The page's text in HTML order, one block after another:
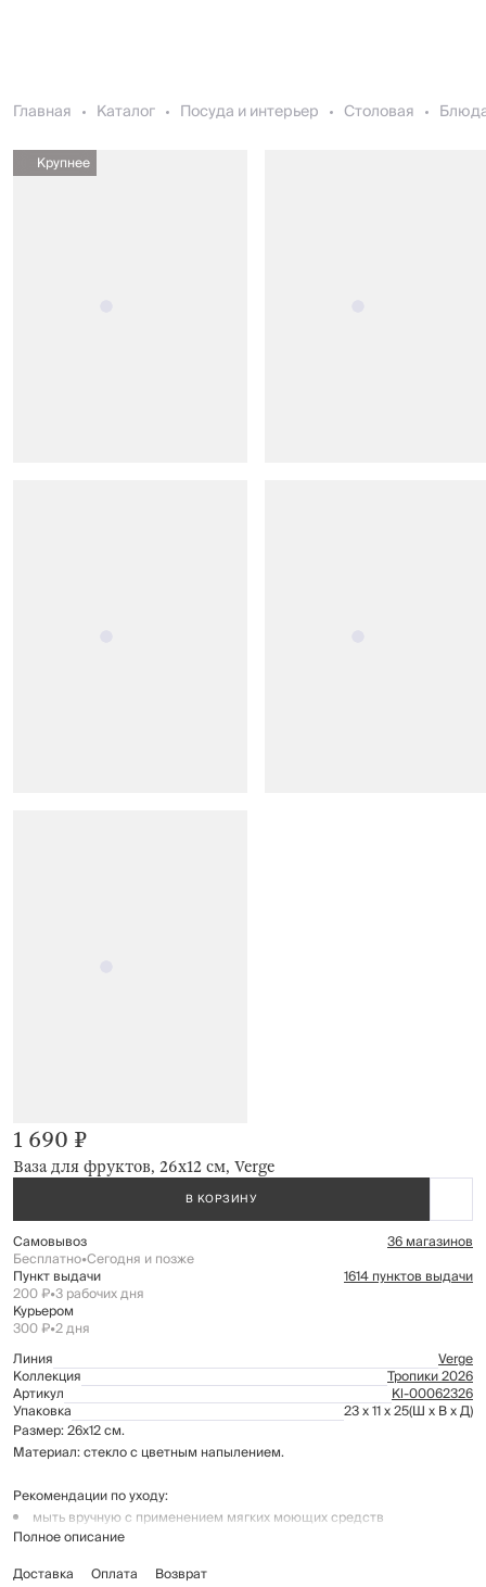
Главная Каталог Посуда и интерьер Столовая
Крупнее
Ваза для фруктов, 26х12 см, Verge
1 690 ₽
В КОРЗИНУ
Самовывоз 36 магазинов
Бесплатно•Сегодня и позже
Пункт выдачи 1614 пунктов выдачи
200 ₽•3 рабочих дня
Курьером
300 ₽•2 дня
Линия
Verge
Коллекция Тропики 2026
Артикул Kl-00062326
Упаковка 23 x 11 x 25(Ш x В x Д)
Размер: 26х12 см.
Материал: стекло с цветным напылением.
Рекомендации по уходу:
мыть вручную с применением мягких моющих средств
не использовать для ухода абразивные чистящие средства и
жесткие губки
Полное описание
Доставка
Оплата Возврат